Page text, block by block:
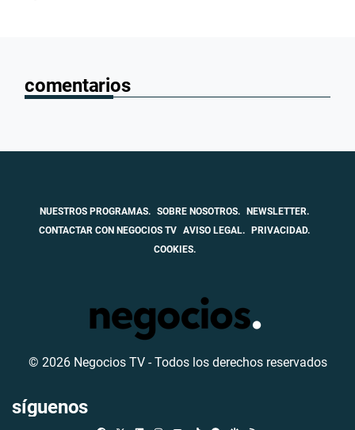
comentarios
NUESTROS PROGRAMAS. SOBRE NOSOTROS.
NEWSLETTER.
CONTACTAR CON NEGOCIOS TV AVISO LEGAL.
PRIVACIDAD.
COOKIES.
© 2026 Negocios TV - Todos los derechos reservados
síguenos